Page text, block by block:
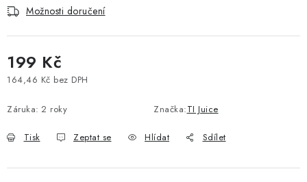
Možnosti doručení
199 Kč
164,46 Kč bez DPH
Záruka: 2 roky Značka:TI Juice
Tisk Zeptat se Hlídat Sdílet